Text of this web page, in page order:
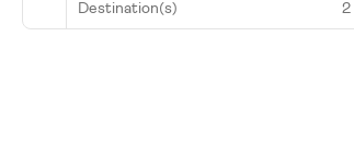
Destination(s) 2